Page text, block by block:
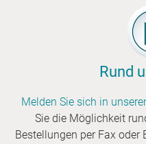
Rund
Melden Sie sich in
Sie die Möglichkeit
Bestellungen per Fax oder